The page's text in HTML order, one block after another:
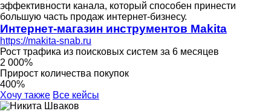
эффективности канала, который способен принести
большую часть продаж интернет-бизнесу.
Интернет-магазин инструментов Makita
https://makita-snab.ru
Рост трафика из поисковых систем за 6 месяцев
2 000%
Прирост количества покупок
400%
Хочу также Все кейсы